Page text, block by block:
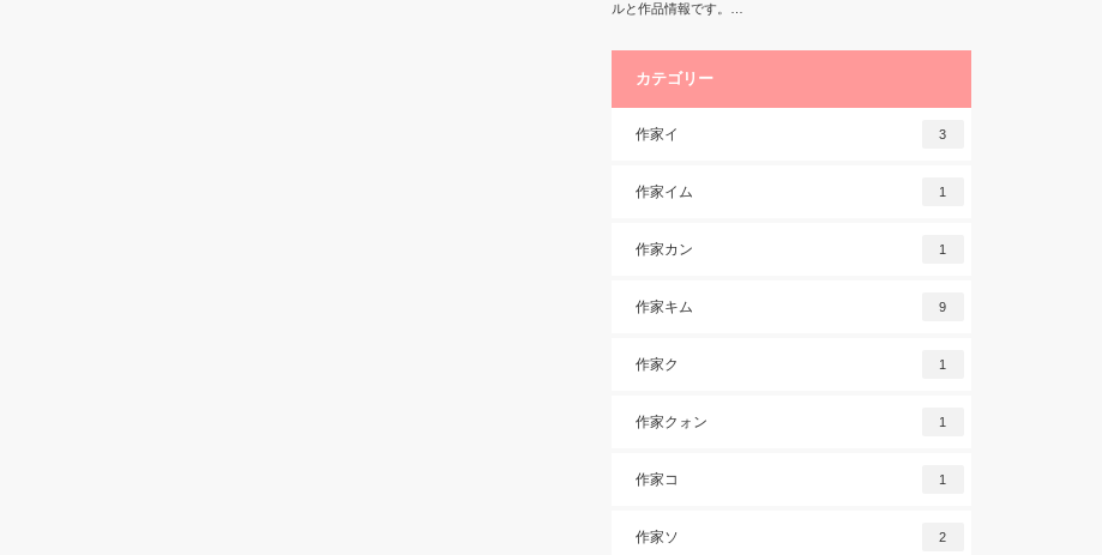
ルと作品情報です。…
カテゴリー
作家イ 3
作家イム 1
作家カン 1
作家キム 9
作家ク 1
作家クォン 1
作家コ 1
作家ソ 2